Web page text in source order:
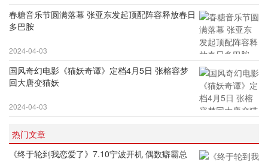
春糖音乐节圆满落幕 张亚东发起顶配阵容释放春日
多巴胺
2024-04-03
国风奇幻电影《猫妖奇谭》定档4月5日 张榕容梦
回大唐变猫妖
2024-04-03
热门文章
《终于轮到我恋爱了》7.10宁波开机 偶数癖霸总